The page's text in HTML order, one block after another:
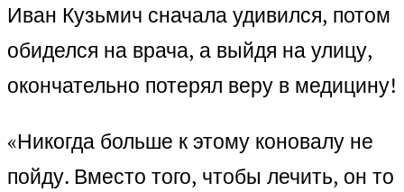
Иван Кузьмич сначала удивился, потом
обиделся на врача, а выйдя на улицу,
окончательно потерял веру в медицину!
«Никогда больше к этому коновалу не
пойду. Вместо того, чтобы лечить, он то